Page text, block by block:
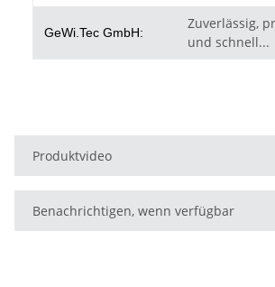
GeWi.Tec GmbH:
Zuverlässig,
und schnell...
Produktvideo
Benachrichtigen, wenn verfügbar